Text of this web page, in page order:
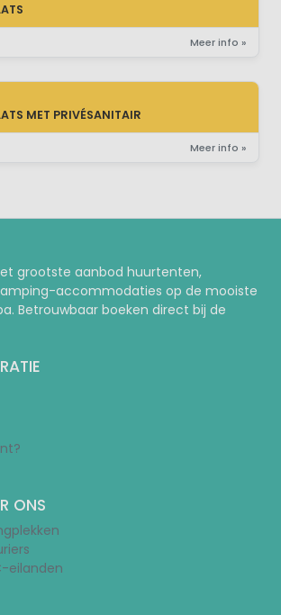
Meer info »
PRIVÉSANITAIR
MET PRIVÉSANITAIR
Meer info »
grootste aanbod huurtenten,
accommodaties op de mooiste
Betrouwbaar boeken direct bij de
ONS
eilanden